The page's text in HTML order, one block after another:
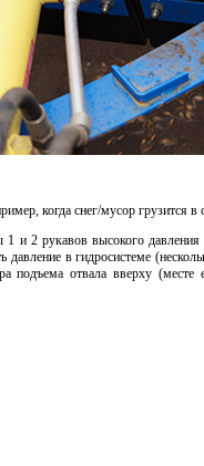
когда снег/мусор грузится в
1 и 2 рукавов высокого
в гидросистеме
подъема отвала вверху (месте